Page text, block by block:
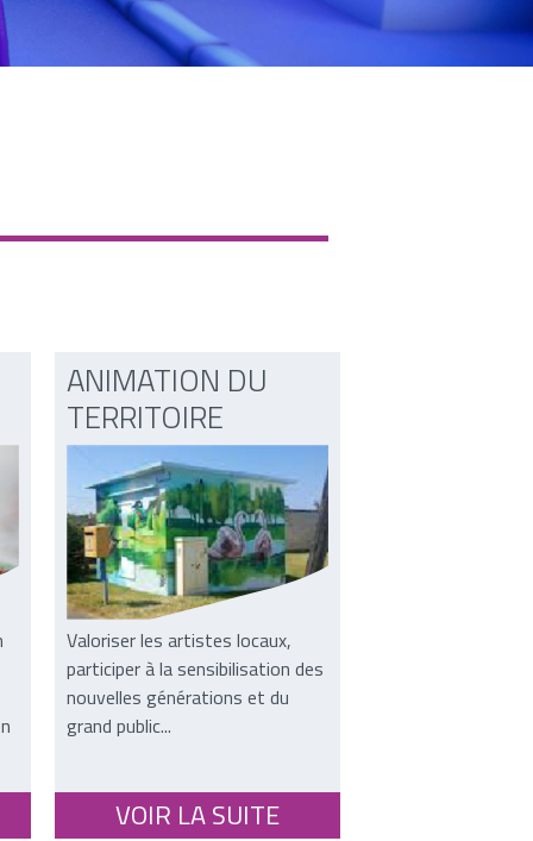
ANIMATION DU
TERRITOIRE
Valoriser les artistes locaux,
participer à la sensibilisation des
nouvelles générations et du
grand public...
VOIR LA SUITE